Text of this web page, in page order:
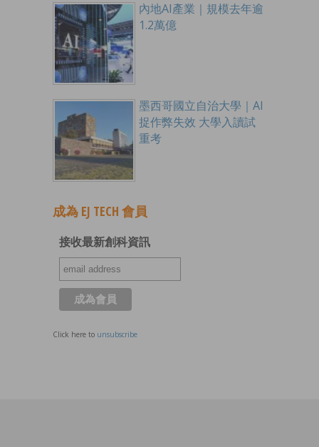
內地AI產業｜規模去年逾
1.2萬億
墨西哥國立自治大學｜AI
捉作弊失效 大學入讀試
重考
成為 EJ TECH 會員
接收最新創科資訊
Click here to unsubscribe